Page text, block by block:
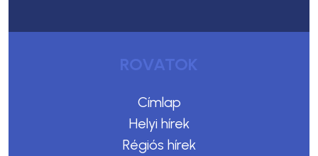
ROVATOK
Címlap
Helyi hírek
Régiós hírek